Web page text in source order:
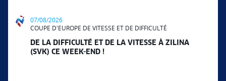
07/08/2026
COUPE D'EUROPE DE VITESSE ET DE DIFFICULTÉ
DE LA DIFFICULTÉ ET DE LA VITESSE À ZILINA
(SVK) CE WEEK-END !